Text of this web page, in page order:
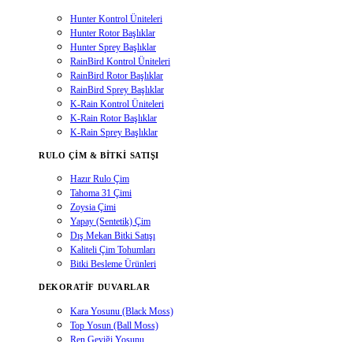
Hunter Kontrol Üniteleri
Hunter Rotor Başlıklar
Hunter Sprey Başlıklar
RainBird Kontrol Üniteleri
RainBird Rotor Başlıklar
RainBird Sprey Başlıklar
K-Rain Kontrol Üniteleri
K-Rain Rotor Başlıklar
K-Rain Sprey Başlıklar
RULO ÇIM & BITKI SATIŞI
Hazır Rulo Çim
Tahoma 31 Çimi
Zoysia Çimi
Yapay (Sentetik) Çim
Dış Mekan Bitki Satışı
Kaliteli Çim Tohumları
Bitki Besleme Ürünleri
DEKORATIF DUVARLAR
Kara Yosunu (Black Moss)
Top Yosun (Ball Moss)